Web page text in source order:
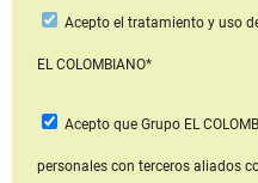
Acepto el tratamiento y uso
EL COLOMBIANO*
Acepto que Grupo EL
personales con terceros aliados